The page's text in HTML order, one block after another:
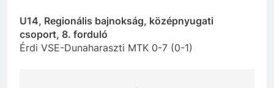
U14, Regionális bajnokság, középnyugati
csoport, 8. forduló
Érdi VSE-Dunaharaszti MTK 0-7 (0-1)